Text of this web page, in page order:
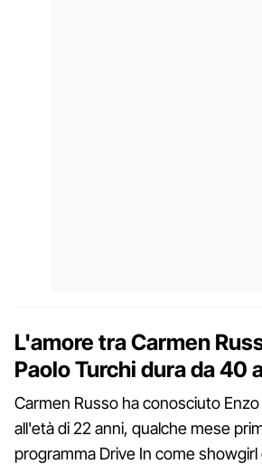
L'amore tra Carmen
Paolo Turchi dura da 40
Carmen Russo ha conosciuto
all'età di 22 anni, qualche mese
programma Drive In come showgirl